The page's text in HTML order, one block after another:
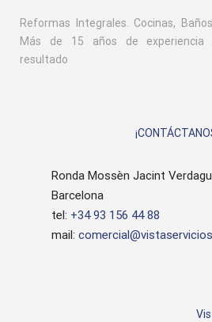
Reformas Integrales. Cocinas,
Más de 15 años de experiencia
resultado
Ronda Mossèn Jacint
Barcelona
tel: +34 93 156 44 88
mail: